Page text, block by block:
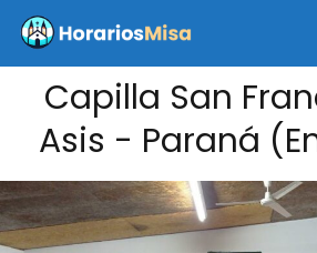
Capilla San
Asis - Paraná